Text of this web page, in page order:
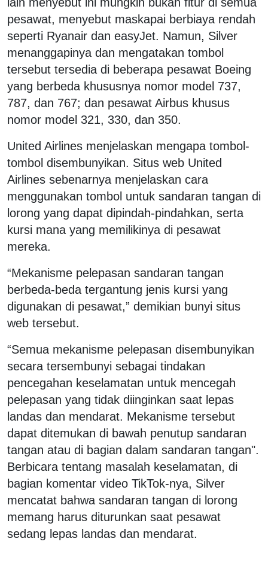
pesawat, menyebut maskapai berbiaya rendah
seperti Ryanair dan easyJet. Namun, Silver
menanggapinya dan mengatakan tombol
tersebut tersedia di beberapa pesawat Boeing
yang berbeda khususnya nomor model 737,
787, dan 767; dan pesawat Airbus khusus
nomor model 321, 330, dan 350.
United Airlines menjelaskan mengapa tombol-
tombol disembunyikan. Situs web United
Airlines sebenarnya menjelaskan cara
menggunakan tombol untuk sandaran tangan di
lorong yang dapat dipindah-pindahkan, serta
kursi mana yang memilikinya di pesawat
mereka.
“Mekanisme pelepasan sandaran tangan
berbeda-beda tergantung jenis kursi yang
digunakan di pesawat,” demikian bunyi situs
web tersebut.
“Semua mekanisme pelepasan disembunyikan
secara tersembunyi sebagai tindakan
pencegahan keselamatan untuk mencegah
pelepasan yang tidak diinginkan saat lepas
landas dan mendarat. Mekanisme tersebut
dapat ditemukan di bawah penutup sandaran
tangan atau di bagian dalam sandaran tangan".
Berbicara tentang masalah keselamatan, di
bagian komentar video TikTok-nya, Silver
mencatat bahwa sandaran tangan di lorong
memang harus diturunkan saat pesawat
sedang lepas landas dan mendarat.